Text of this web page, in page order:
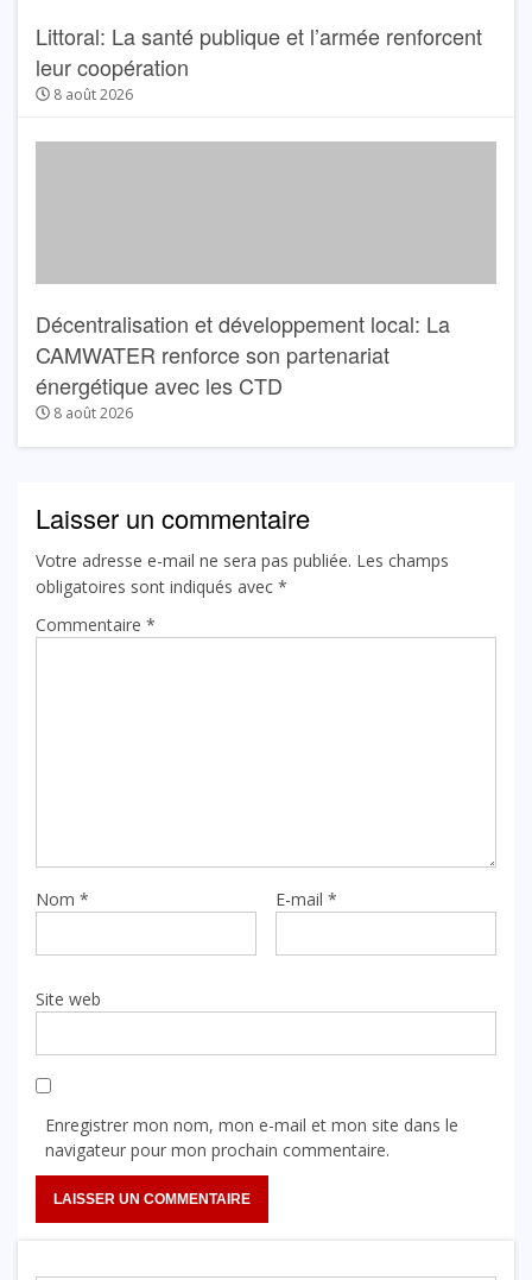
Littoral: La santé publique et l’armée renforcent
leur coopération
8 août 2026
Décentralisation et développement local: La
CAMWATER renforce son partenariat
énergétique avec les CTD
8 août 2026
Laisser un commentaire
Votre adresse e-mail ne sera pas publiée. Les champs
obligatoires sont indiqués avec *
Commentaire *
Nom * E-mail *
Site web
Enregistrer mon nom, mon e-mail et mon site dans le
navigateur pour mon prochain commentaire.